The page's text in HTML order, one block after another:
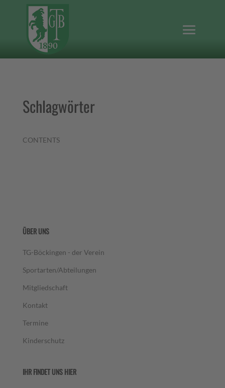
Schlagwörter
CONTENTS
ÜBER UNS
TG-Böckingen - der Verein
Sportarten/Abteilungen
Mitgliedschaft
Kontakt
Termine
Kinderschutz
IHR FINDET UNS HIER